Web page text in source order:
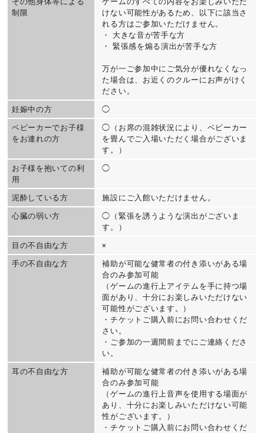
制限
けない可能性があるため、以下に該当さ
れる方はご参加いただけません。
・ 大きな音が苦手な方
・ 緊張感を煽る演出が苦手な方
万が一ご参加中にご気分が優れなくなっ
た場合は、お近くのクルーにお声がけく
ださい。
妊娠中の方 ◯
ベビーカーでお子様
をお連れの方
◯（お席の混雑状況により、ベビーカー
を畳んでご入場いただく場合がございま
す。）
お子様を抱いての利
用
◯
泥酔している方 施設にご入館いただけません。
心臓の弱い方
◯（緊張を誘うような演出がございま
す。）
目の不自由な方 ×
手の不自由な方
補助が可能な健常者の付き添いがある場
合のみ参加可能
（ゲームの進行上アイテムを手に持つ場
面があり、十分にお楽しみいただけない
可能性がございます。）
・チケットご購入前にお問い合わせくだ
さい。
・ご参加の一週間前までにご連絡くださ
い。
耳の不自由な方
補助が可能な健常者の付き添いがある場
合のみ参加可能
（ゲームの進行上音声を使用する場面が
あり、十分にお楽しみいただけない可能
性がございます。）
・チケットご購入前にお問い合わせくだ